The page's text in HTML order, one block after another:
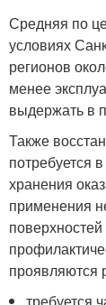
Средняя по
условиях
регионов
менее
выдержать в
Также
потребуется
хранения
применения
проявляются